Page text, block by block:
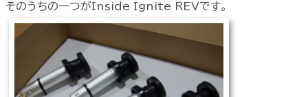
そのうちの一つがInside Ignite REVです。